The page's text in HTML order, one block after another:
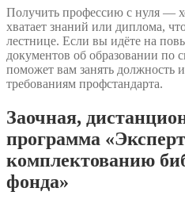
Получить профессию с нуля —
хватает знаний или диплома,
лестнице. Если вы идёте на
документов об образовании по
поможет вам занять должность и
требованиям профстандарта.
Заочная,
программа
комплектованию
фонда»